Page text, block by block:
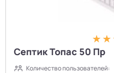
Септик Топас 50 Пр
Количество пользователей: